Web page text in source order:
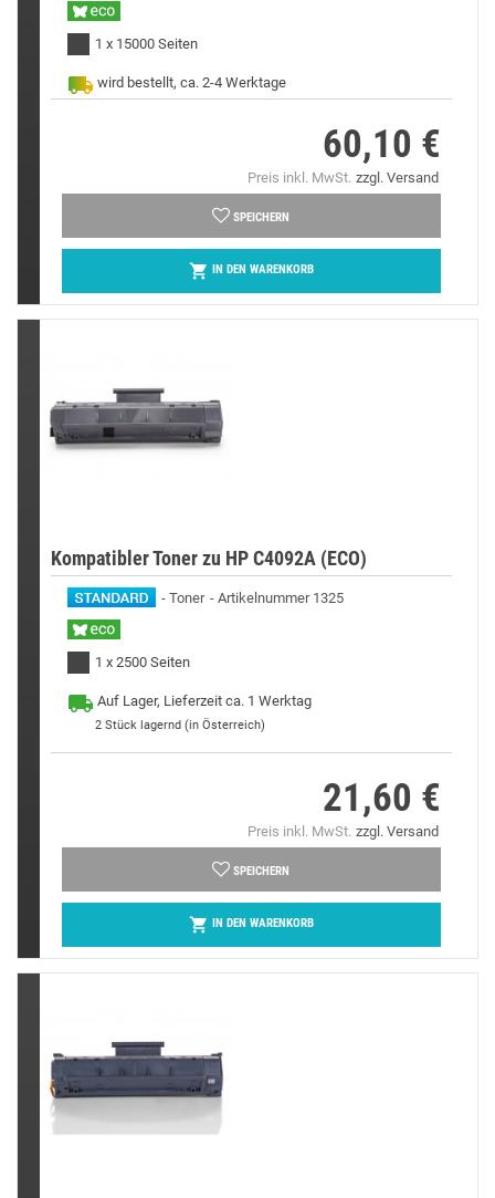
1 x 15000 Seiten
wird bestellt, ca. 2-4 Werktage
60,10 €
Preis inkl. MwSt. zzgl. Versand
SPEICHERN
 IN DEN WARENKORB
Kompatibler Toner zu HP C4092A (ECO)
Toner Artikelnummer 1325
1 x 2500 Seiten
Auf Lager, Lieferzeit ca. 1 Werktag
2 Stück lagernd (in Österreich)
21,60 €
Preis inkl. MwSt. zzgl. Versand
SPEICHERN
 IN DEN WARENKORB